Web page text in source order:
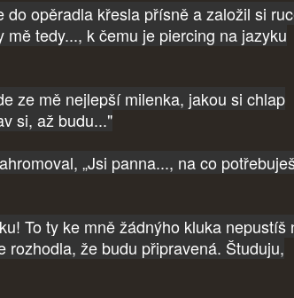
do opěradla křesla přísně a založil si
mě tedy..., k čemu je piercing na jazyku
ze mě nejlepší milenka, jakou si chlap
si, až budu..."
„Jsi panna..., na co
To ty ke mně žádnýho kluka nepustíš
rozhodla, že budu připravená. Študuju,